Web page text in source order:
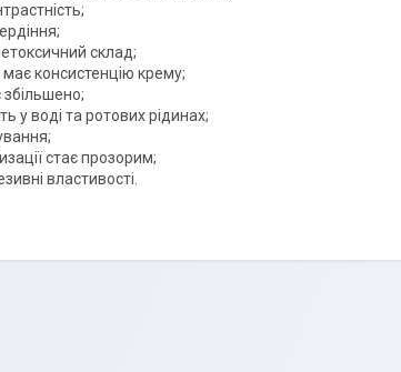
склад;
консистенцію крему;
у воді та ротових рідинах;
стає прозорим;
властивості.